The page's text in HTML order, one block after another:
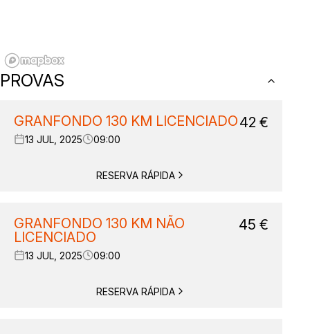
PROVAS
GRANFONDO 130 KM LICENCIADO
13 JUL, 2025 09:00
42 €
RESERVA RÁPIDA
GRANFONDO 130 KM NÃO
LICENCIADO
13 JUL, 2025 09:00
45 €
RESERVA RÁPIDA